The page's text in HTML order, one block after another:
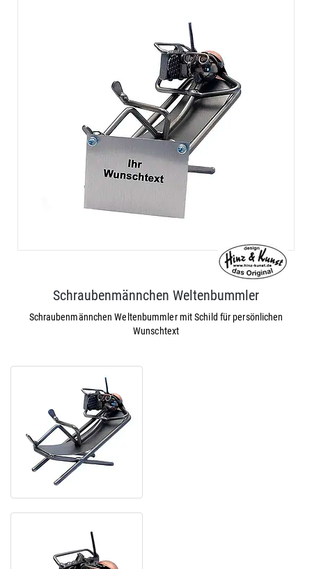
Schraubenmännchen Weltenbummler
Schraubenmännchen Weltenbummler mit Schild für persönlichen
Wunschtext